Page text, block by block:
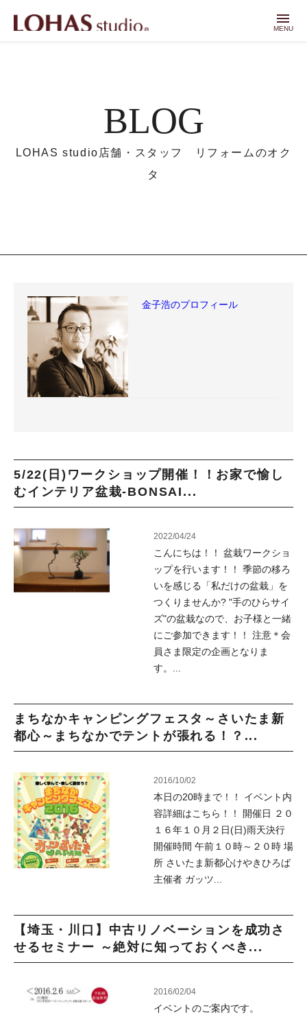
menu
MENU
BLOG
LOHAS studio店舗・スタッフ リフォームのオク
タ
金子浩のプロフィール
5/22(日)ワークショップ開催！！お家で愉し
むインテリア盆栽-BONSAI...
2022/04/24
こんにちは！！ 盆栽ワークショ
ップを行います！！ 季節の移ろ
いを感じる「私だけの盆栽」を
つくりませんか? "手のひらサイ
ズ"の盆栽なので、お子様と一緒
にご参加できます！！ 注意＊会
員さま限定の企画となりま
す。...
まちなかキャンピングフェスタ～さいたま新
都心～まちなかでテントが張れる！？...
2016/10/02
本日の20時まで！！ イベント内
容詳細はこちら！！ 開催日 ２０
１６年１０月２日(日)雨天決行
開催時間 午前１０時～２０時 場
所 さいたま新都心けやきひろば
主催者 ガッツ...
【埼玉・川口】中古リノベーションを成功さ
せるセミナー ～絶対に知っておくべき...
2016/02/04
イベントのご案内です。